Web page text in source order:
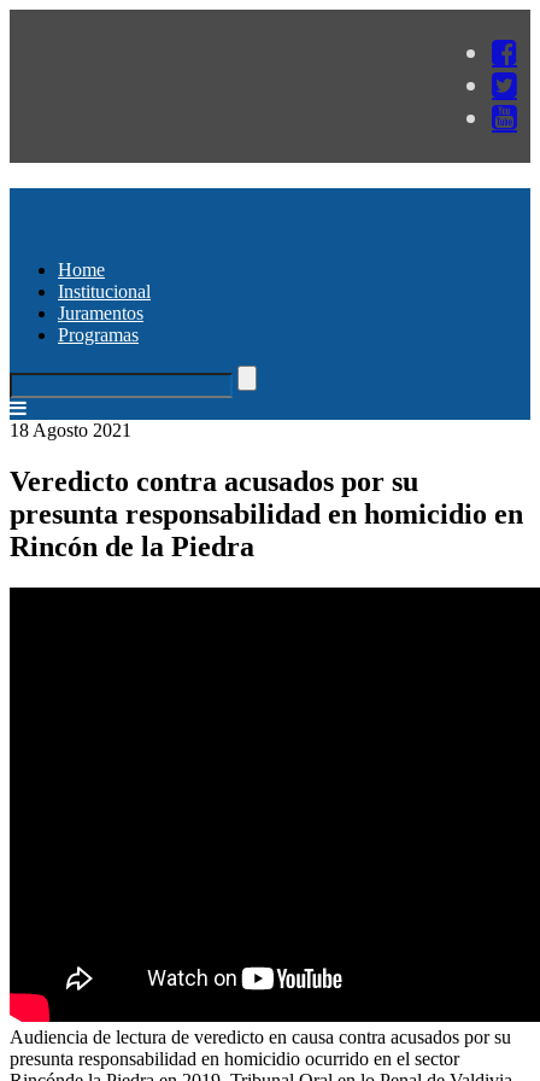
Home
Institucional
Juramentos
Programas
18 Agosto 2021
Veredicto contra acusados por su
presunta responsabilidad en homicidio en
Rincón de la Piedra
Audiencia de lectura de veredicto en causa contra acusados por su
presunta responsabilidad en homicidio ocurrido en el sector